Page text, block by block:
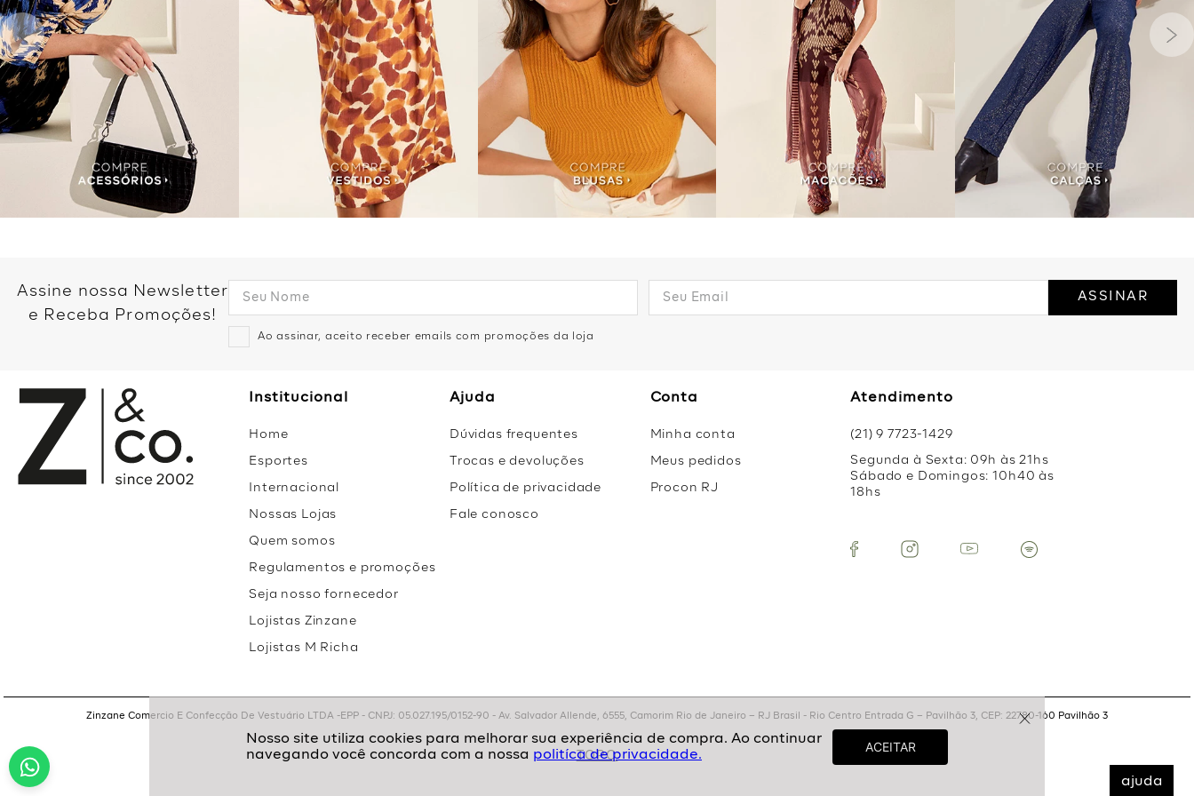
ajuda
politíca de privacidade.
Assine nossa Newsletter
e Receba Promoções!
Ao assinar, aceito receber emails com promoções da loja
ASSINAR
Institucional
Home
Esportes
Internacional
Nossas Lojas
Quem somos
Regulamentos e promoções
Seja nosso fornecedor
Lojistas Zinzane
Lojistas M Richa
Ajuda
Dúvidas frequentes
Trocas e devoluções
Política de privacidade
Fale conosco
Conta
Minha conta
Meus pedidos
Procon RJ
Atendimento
(21) 9 7723-1429
Segunda à Sexta: 09h às 21hs
Sábado e Domingos: 10h40 às
18hs
Zinzane Comercio E Confecção De Vestuário LTDA -EPP - CNPJ: 05.027.195/0152-90 - Av. Salvador Allende, 6555, Camorim Rio de Janeiro – RJ Brasil - Rio Centro Entrada G – Pavilhão 3, CEP: 22780-160 Pavilhão 3
TOPO